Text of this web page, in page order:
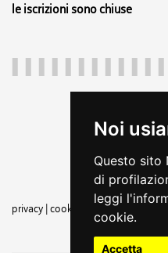
Noi
Questo sito
di
leggi
cookie.
Accetta
le iscrizioni sono chiuse
Regione
piazza
privacy |cookie note legali